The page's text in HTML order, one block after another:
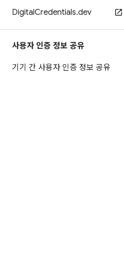
DigitalCredentials.dev
사용자 인증 정보 공유
기기 간 사용자 인증 정보 공유